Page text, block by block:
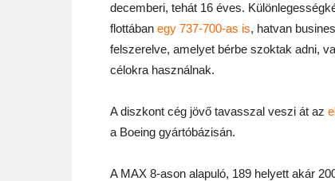
decemberi, tehát 16 éves.
flottában egy 737-700-as is, hatvan
felszerelve, amelyet bérbe szoktak adni,
célokra használnak.
A diszkont cég jövő tavasszal veszi át az
a Boeing gyártóbázisán.
A MAX 8-ason alapuló, 189 helyett akár